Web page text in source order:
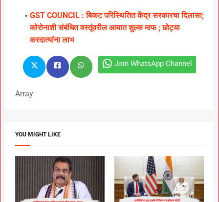
GST COUNCIL : बिकट परिस्थितित केंद्र सरकारचा दिलासा;
कोरोनाशी संबंधित वस्तूंवरील आयात शुल्क माफ ; छोट्या
करदात्यांना लाभ
Join WhatsApp Channel
Array
YOU MIGHT LIKE